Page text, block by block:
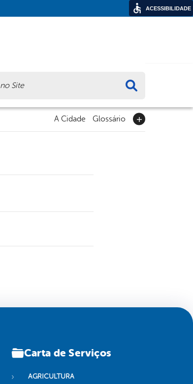
A Cidade Glossário
Carta de Serviços
AGRICULTURA
ACESSIBILIDADE